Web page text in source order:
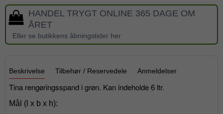
HANDEL TRYGT ONLINE 365 DAGE OM
ÅRET
Eller se butikkens åbningstider her
Beskrivelse Tilbehør / Reservedele Anmeldelser
Tina rengøringsspand i grøn. Kan indeholde 6 ltr.
Mål (l x b x h):